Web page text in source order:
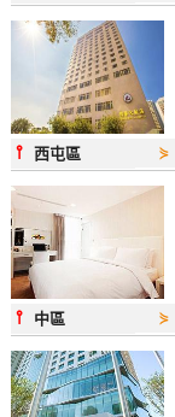
⫯西屯區 ⋟
⫯ 中區 ⋟